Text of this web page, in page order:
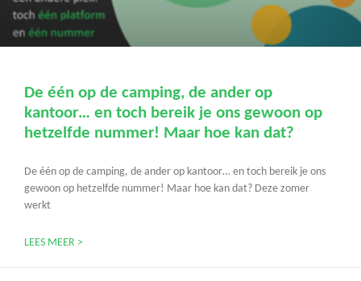
De één op de camping, de ander op
kantoor… en toch bereik je ons gewoon op
hetzelfde nummer! Maar hoe kan dat?
De één op de camping, de ander op kantoor… en toch bereik je ons
gewoon op hetzelfde nummer! Maar hoe kan dat? Deze zomer
werkt
LEES MEER >